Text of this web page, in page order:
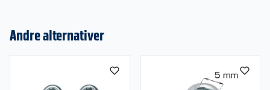
Andre alternativer
Kundeservice